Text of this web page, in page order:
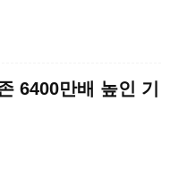
6400만배 높인 기